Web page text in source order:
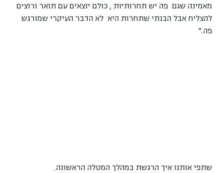
מאמינה שגם פה יש תחרותיות , כולם יוצאים עם תואר ורוצים
להצליח אבל הבנתי שתחרות היא לא הדבר העיקרי שמורגש
פה."
שתפי אותנו איך הרגשת במהלך המטלה הראשונה.